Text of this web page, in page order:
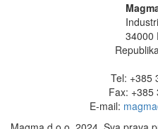
34000
Tel: +385
Fax: +385
E-mail: